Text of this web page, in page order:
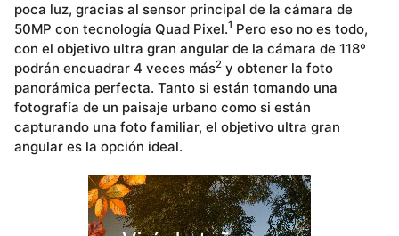
poca luz, gracias al sensor principal de la cámara de
50MP con tecnología Quad Pixel.1 Pero eso no es todo,
con el objetivo ultra gran angular de la cámara de 118º
podrán encuadrar 4 veces más2 y obtener la foto
panorámica perfecta. Tanto si están tomando una
fotografía de un paisaje urbano como si están
capturando una foto familiar, el objetivo ultra gran
angular es la opción ideal.